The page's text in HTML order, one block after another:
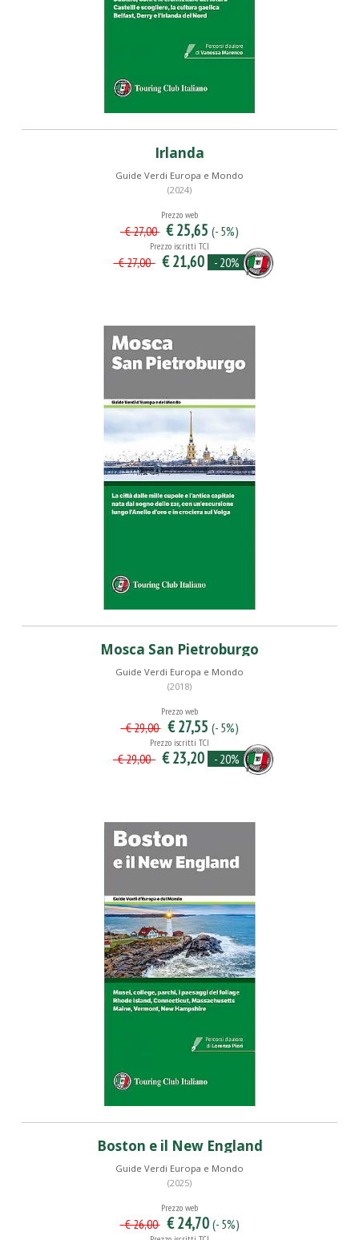
Irlanda
Guide Verdi Europa e Mondo
(2024)
Prezzo web
€ 27,00 € 25,65 (- 5%)
Prezzo iscritti TCI
€ 27,00 € 21,60 - 20%
Mosca San Pietroburgo
Guide Verdi Europa e Mondo
(2018)
Prezzo web
€ 29,00 € 27,55 (- 5%)
Prezzo iscritti TCI
€ 29,00 € 23,20 - 20%
Boston e il New England
Guide Verdi Europa e Mondo
(2025)
Prezzo web
€ 26,00 € 24,70 (- 5%)